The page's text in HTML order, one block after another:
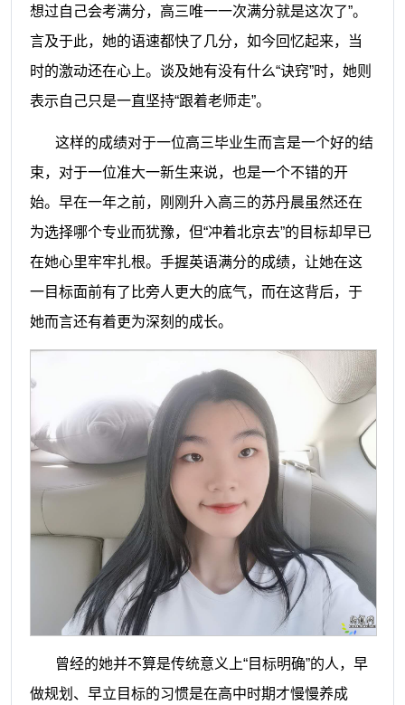
想过自己会考满分，高三唯一一次满分就是这次了”。
言及于此，她的语速都快了几分，如今回忆起来，当
时的激动还在心上。谈及她有没有什么“诀窍”时，她则
表示自己只是一直坚持“跟着老师走”。
这样的成绩对于一位高三毕业生而言是一个好的结
束，对于一位准大一新生来说，也是一个不错的开
始。早在一年之前，刚刚升入高三的苏丹晨虽然还在
为选择哪个专业而犹豫，但“冲着北京去”的目标却早已
在她心里牢牢扎根。手握英语满分的成绩，让她在这
一目标面前有了比旁人更大的底气，而在这背后，于
她而言还有着更为深刻的成长。
曾经的她并不算是传统意义上“目标明确”的人，早
做规划、早立目标的习惯是在高中时期才慢慢养成